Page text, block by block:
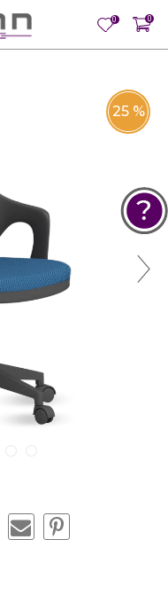
0
0
25 %
PRI KUPOVINI
informacija, pomoć i
porudžbine
Ponedeljak - Petak od
10:00 do 19:00
Subotom od 10:00 do
16:00 časova